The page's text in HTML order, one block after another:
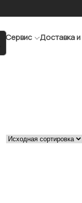
Сервис Доставка